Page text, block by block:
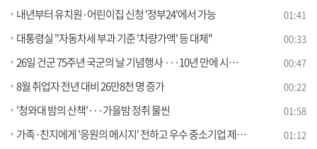
내년부터 유치원·어린이집 신청 '정부24'에서 가능 01:41
대통령실 "자동차세 부과 기준 '차량가액' 등 대체" 00:33
26일 건군 75주년 국군의 날 기념행사 ···10년 만에 시가행진 00:47
8월 취업자 전년 대비 26만8천 명 증가 00:22
'청와대 밤의 산책'···가을밤 정취 물씬 01:58
가족·친지에게 '응원의 메시지' 전하고 우수 중소기업 제품 선물해보세요! 01:12